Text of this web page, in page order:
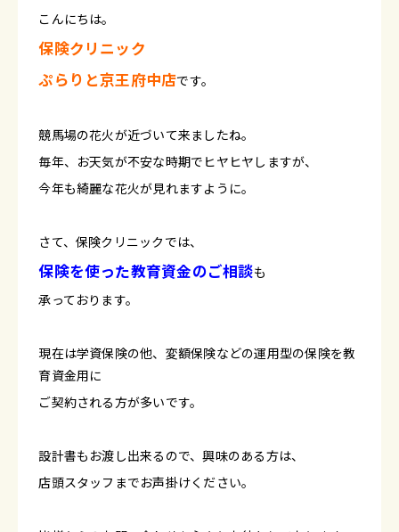
こんにちは。
保険クリニック
ぷらりと京王府中店です。
競馬場の花火が近づいて来ましたね。
毎年、お天気が不安な時期でヒヤヒヤしますが、
今年も綺麗な花火が見れますように。
さて、保険クリニックでは、
保険を使った教育資金のご相談も
承っております。
現在は学資保険の他、変額保険などの運用型の保険を教
育資金用に
ご契約される方が多いです。
設計書もお渡し出来るので、興味のある方は、
店頭スタッフまでお声掛けください。